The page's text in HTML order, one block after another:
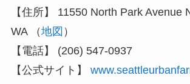
【住所】 11550 North Park Avenue
WA （地図 ）
【電話】 (206) 547-0937
【公式サイト】